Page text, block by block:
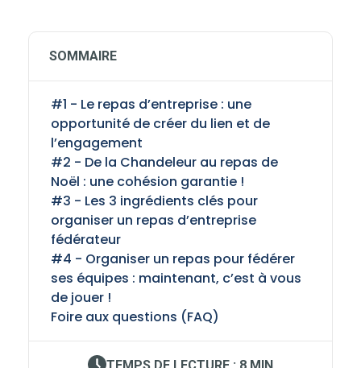
SOMMAIRE
#1 - Le repas d’entreprise : une
opportunité de créer du lien et de
l’engagement
#2 - De la Chandeleur au repas de
Noël : une cohésion garantie !
#3 - Les 3 ingrédients clés pour
organiser un repas d’entreprise
fédérateur
#4 - Organiser un repas pour fédérer
ses équipes : maintenant, c’est à vous
de jouer !
Foire aux questions (FAQ)